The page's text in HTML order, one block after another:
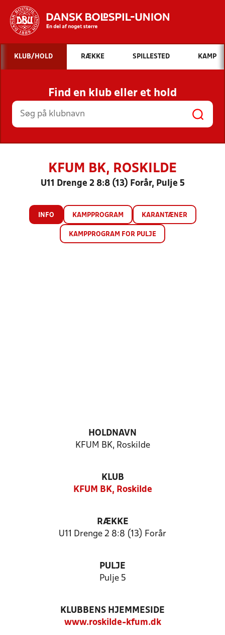
Hvad vil du søge efter?
INDHOLD OG NYHEDER
STILLINGER, RESULTATER, KLUBBER OG
HOLD
KLUB/HOLD RÆKKE SPILLESTED KAMP
Find en klub eller et hold
KFUM BK, ROSKILDE
U11 Drenge 2 8:8 (13) Forår, Pulje 5
INFO KAMPPROGRAM KARANTÆNER
KAMPPROGRAM FOR PULJE
HOLDNAVN
KFUM BK, Roskilde
KLUB
KFUM BK, Roskilde
RÆKKE
U11 Drenge 2 8:8 (13) Forår
PULJE
Pulje 5
KLUBBENS HJEMMESIDE
www.roskilde-kfum.dk